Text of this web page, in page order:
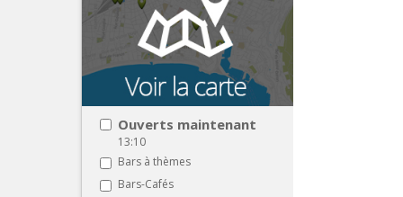
Ouverts maintenant
13:10
Bars à thèmes
Bars-Cafés